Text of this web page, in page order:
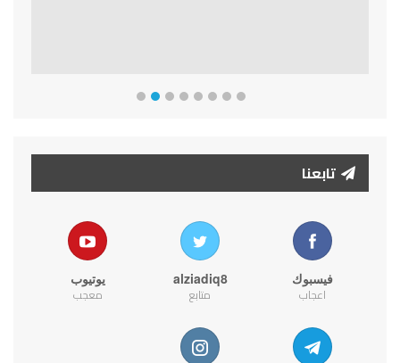
تابعنا
فيسبوك
اعجاب
alziadiq8
متابع
يوتيوب
معجب